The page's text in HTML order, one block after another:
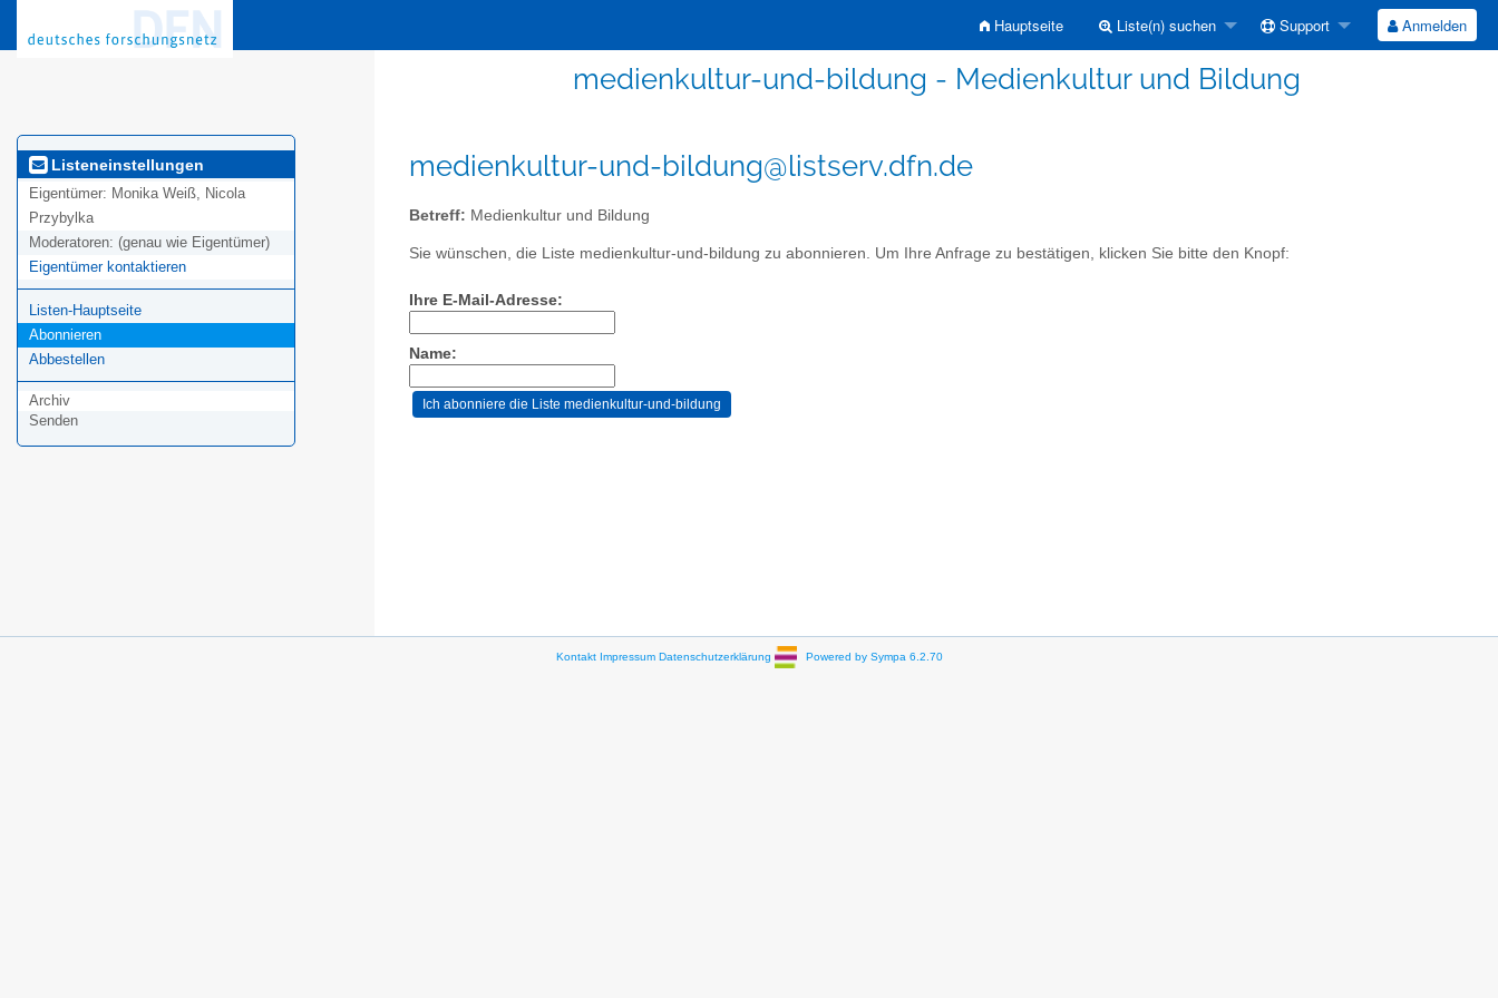
Hauptseite Liste(n) suchen Support Anmelden
medienkultur-und-bildung - Medienkultur und Bildung
Listeneinstellungen
Eigentümer: Monika Weiß, Nicola
Przybylka
Moderatoren: (genau wie Eigentümer)
Eigentümer kontaktieren
Listen-Hauptseite
Abonnieren
Abbestellen
Archiv
Senden
medienkultur-und-bildung@listserv.dfn.de
Betreff: Medienkultur und Bildung
Sie wünschen, die Liste medienkultur-und-bildung zu abonnieren. Um Ihre Anfrage zu bestätigen, klicken Sie bitte den Knopf:
Ihre E-Mail-Adresse:
Name:
Kontakt Impressum Datenschutzerklärung Powered by Sympa 6.2.70